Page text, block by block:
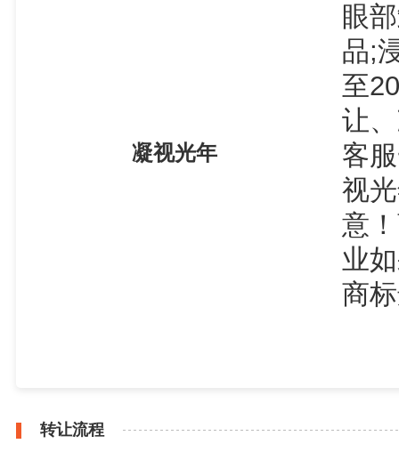
凝视光年
眼
品;
至
让
客
视
意
业
商
转让流程